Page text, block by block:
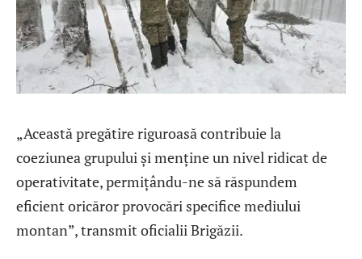
„Această pregătire riguroasă contribuie la
coeziunea grupului și menține un nivel ridicat de
operativitate, permițându-ne să răspundem
eficient oricăror provocări specifice mediului
montan”, transmit oficialii Brigăzii.